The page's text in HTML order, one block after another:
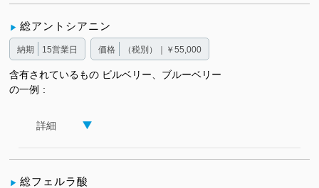
総アントシアニン
納期 15営業日 価格 （税別）｜￥55,000
含有されているもの
の一例
ビルベリー、ブルーベリー
詳細
総フェルラ酸